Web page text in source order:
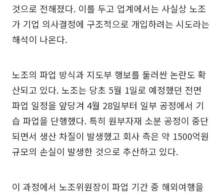
것으로 전해졌다. 이를 두고 업계에서는 사실상 노조
가 기업 의사결정에 구조적으로 개입하려는 시도라는
해석이 나온다.
노조의 파업 방식과 지도부 행보를 둘러싼 논란도 확
산되고 있다. 노조는 당초 5월 1일로 예정했던 전면
파업 일정을 앞당겨 4월 28일부터 일부 공정에서 기
습 파업을 단행했다. 특히 원부자재 소분 공정이 중단
되면서 생산 차질이 발생했고 회사 측은 약 1500억원
규모의 손실이 발생한 것으로 추산하고 있다.
이 과정에서 노조위원장이 파업 기간 중 해외여행을